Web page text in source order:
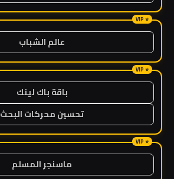
عالم الشباب
باقة باك لينك
تحسين محركات البحث
ماسنجر المسلم